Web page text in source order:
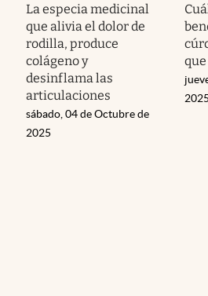
La especia medicinal
que alivia el dolor de
rodilla, produce
colágeno y
desinflama las
articulaciones
sábado, 04 de Octubre de
2025
2025